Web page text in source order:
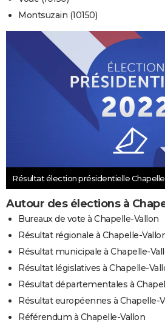
Montsuzain (10150)
Résultat élection présidentielle
Autour des élections à
Bureaux de vote à Chapelle-Vallon
Résultat régionale à Chapelle-
Résultat municipale à Chapelle-
Résultat législatives à Chapelle-
Résultat départementales à
Résultat européennes à Chapelle-
Référendum à Chapelle-Vallon